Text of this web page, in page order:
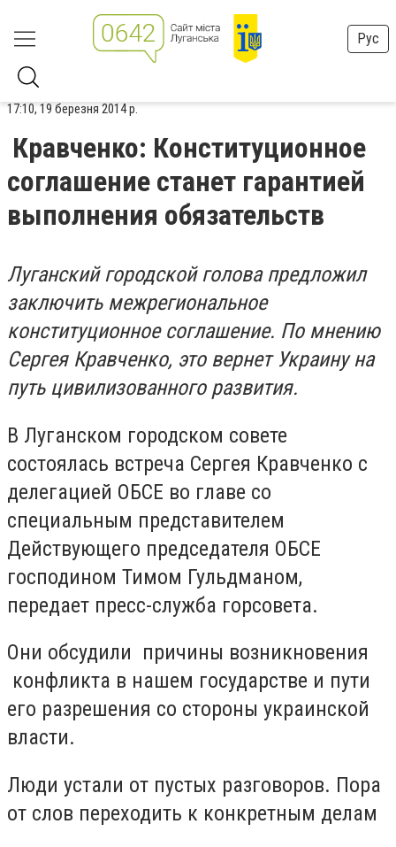
Рус
17:10, 19 березня 2014 р.
Кравченко: Конституционное
соглашение станет гарантией
выполнения обязательств
Луганский городской голова предложил
заключить межрегиональное
конституционное соглашение. По мнению
Сергея Кравченко, это вернет Украину на
путь цивилизованного развития.
В Луганском городском совете
состоялась встреча Сергея Кравченко с
делегацией ОБСЕ во главе со
специальным представителем
Действующего председателя ОБСЕ
господином Тимом Гульдманом,
передает пресс-служба горсовета.
Они обсудили причины возникновения
конфликта в нашем государстве и пути
его разрешения со стороны украинской
власти.
Люди устали от пустых разговоров. Пора
от слов переходить к конкретным делам